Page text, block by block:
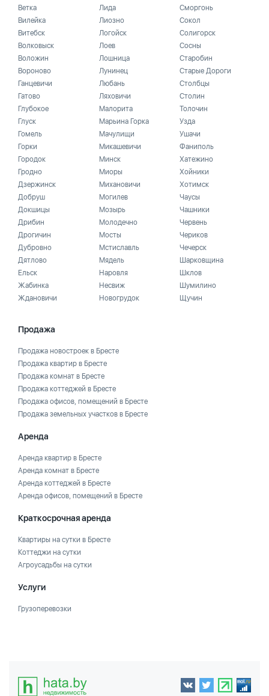
Ветка
Вилейка
Витебск
Волковыск
Воложин
Вороново
Ганцевичи
Гатово
Глубокое
Глуск
Гомель
Горки
Городок
Гродно
Дзержинск
Добруш
Докшицы
Дрибин
Дрогичин
Дубровно
Дятлово
Ельск
Жабинка
Ждановичи
Лида
Лиозно
Логойск
Лоев
Лошница
Лунинец
Любань
Ляховичи
Малорита
Марьина Горка
Мачулищи
Микашевичи
Минск
Миоры
Михановичи
Могилев
Мозырь
Молодечно
Мосты
Мстиславль
Мядель
Наровля
Несвиж
Новогрудок
Сморгонь
Сокол
Солигорск
Сосны
Старобин
Старые Дороги
Столбцы
Столин
Толочин
Узда
Ушачи
Фаниполь
Хатежино
Хойники
Хотимск
Чаусы
Чашники
Червень
Чериков
Чечерск
Шарковщина
Шклов
Шумилино
Щучин
Продажа
Продажа новостроек в Бресте
Продажа квартир в Бресте
Продажа комнат в Бресте
Продажа коттеджей в Бресте
Продажа офисов, помещений в Бресте
Продажа земельных участков в Бресте
Аренда
Аренда квартир в Бресте
Аренда комнат в Бресте
Аренда коттеджей в Бресте
Аренда офисов, помещений в Бресте
Краткосрочная аренда
Квартиры на сутки в Бресте
Коттеджи на сутки
Агроусадьбы на сутки
Услуги
Грузоперевозки